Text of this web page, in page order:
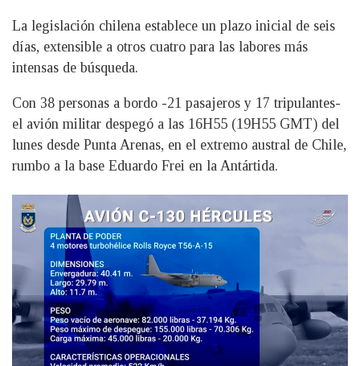
La legislación chilena establece un plazo inicial de seis
días, extensible a otros cuatro para las labores más
intensas de búsqueda.
Con 38 personas a bordo -21 pasajeros y 17 tripulantes-
el avión militar despegó a las 16H55 (19H55 GMT) del
lunes desde Punta Arenas, en el extremo austral de Chile,
rumbo a la base Eduardo Frei en la Antártida.